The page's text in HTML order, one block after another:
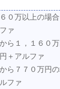
０万以上の場
ァ
ら１，１６０
＋アルファ
ら７７０万円
ファ